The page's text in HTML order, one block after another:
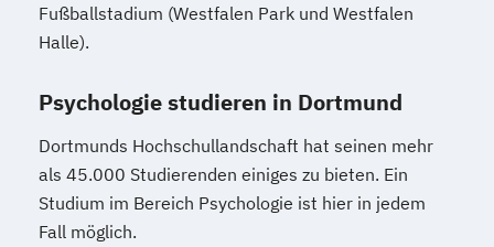
Fußballstadium (Westfalen Park und Westfalen
Halle).
Psychologie studieren in Dortmund
Dortmunds Hochschullandschaft hat seinen mehr
als 45.000 Studierenden einiges zu bieten. Ein
Studium im Bereich Psychologie ist hier in jedem
Fall möglich.